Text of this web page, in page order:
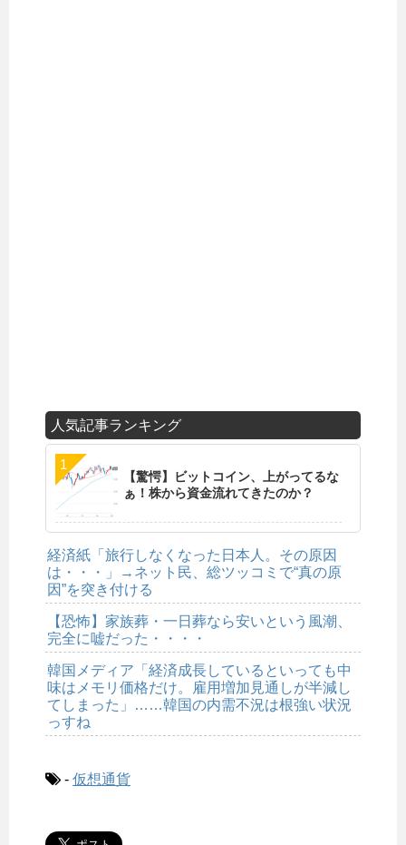
人気記事ランキング
【驚愕】ビットコイン、上がってるな
ぁ！株から資金流れてきたのか？
経済紙「旅行しなくなった日本人。その原因
は・・・」→ネット民、総ツッコミで“真の原
因”を突き付ける
【恐怖】家族葬・一日葬なら安いという風潮、
完全に嘘だった・・・・
韓国メディア「経済成長しているといっても中
味はメモリ価格だけ。雇用増加見通しが半減し
てしまった」……韓国の内需不況は根強い状況
っすね
- 仮想通貨